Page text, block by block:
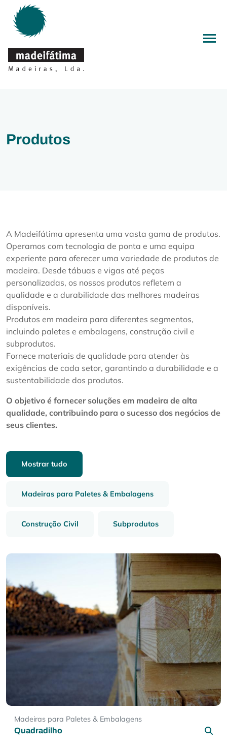
Produtos
A Madeifátima apresenta uma vasta gama de produtos.
Operamos com tecnologia de ponta e uma equipa
experiente para oferecer uma variedade de produtos de
madeira. Desde tábuas e vigas até peças
personalizadas, os nossos produtos refletem a
qualidade e a durabilidade das melhores madeiras
disponíveis.
Produtos em madeira para diferentes segmentos,
incluindo paletes e embalagens, construção civil e
subprodutos.
Fornece materiais de qualidade para atender às
exigências de cada setor, garantindo a durabilidade e a
sustentabilidade dos produtos.
O objetivo é fornecer soluções em madeira de alta
qualidade, contribuindo para o sucesso dos negócios de
seus clientes.
Mostrar tudo
Madeiras para Paletes & Embalagens
Construção Civil Subprodutos
Madeiras para Paletes & Embalagens
Quadradilho